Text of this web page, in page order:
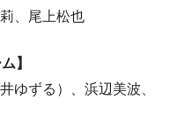
、尾上松也
】
ゆずる）、浜辺美波、